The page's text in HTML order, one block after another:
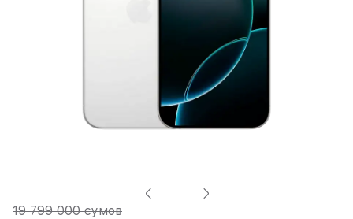
19 799 000 сумов